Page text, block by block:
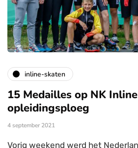
inline-skaten
15 Medailles op NK
opleidingsploeg
4 september 2021
Vorig weekend werd het